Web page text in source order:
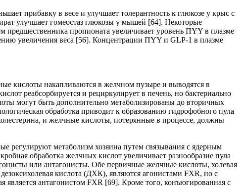
прибавку в весе и улучшает толерантность к глюкозе у крыс с
улучшает гомеостаз глюкозы у мышей [64]. Некоторые
пропионата увеличивает уровень ПYY в плазме
увеличения веса [56]. Концентрации ПYY и GLP-1 в плазме
кислоты накапливаются в желчном пузыре и выводятся в
реабсорбируется и рециркулирует в печень, но бактериально
могут быть дополнительно метаболизированы до вторичных
обработка приводит к образованию гидрофобного пула
и желчные кислоты, потерянные в процессе, должны
регулируют метаболизм хозяина путем связывания с ядерным
обработка желчных кислот увеличивает разнообразие пула
или антагонисты. Обе первичные желчные кислоты, холевая
кислота (ДХК), являются агонистами FXR, но с
антагонистом FXR [69]. Кроме того, конъюгированная с